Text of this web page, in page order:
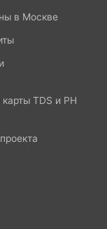
в Москве
TDS и PH